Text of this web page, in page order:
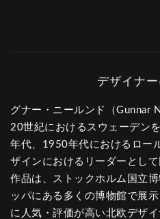
グナー・ニールンド（Gunnar
20世紀におけるスウェーデン
年代、1950年代におけるロー
ザインにおけるリーダーとし
作品は、ストックホルム国立
ッパにある多くの博物館で展
に人気・評価が高い北欧デザイ